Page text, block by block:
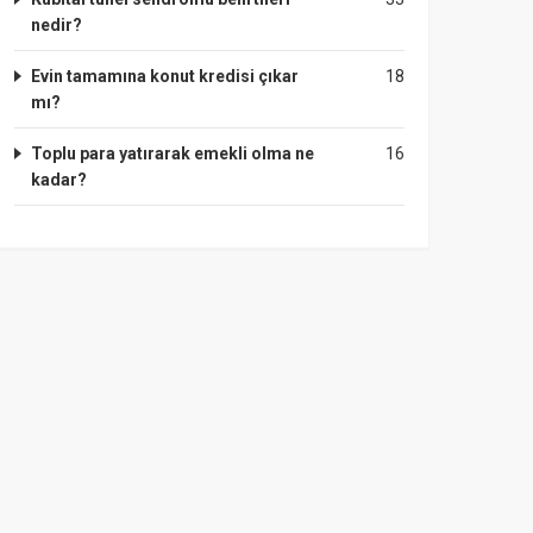
nedir?
18
Evin tamamına konut kredisi çıkar
mı?
16
Toplu para yatırarak emekli olma ne
kadar?